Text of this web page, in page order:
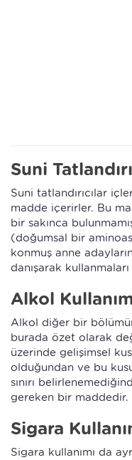
Suni
Suni tatlandırıcılar
madde içerirler. Bu
bir sakınca
(doğumsal bir
konmuş anne
danışarak
Alkol
Alkol diğer bir
burada özet olarak
üzerinde gelişimsel
olduğundan ve bu
sınırı
gereken bir maddedir.
Sigara
Sigara kullanımı da